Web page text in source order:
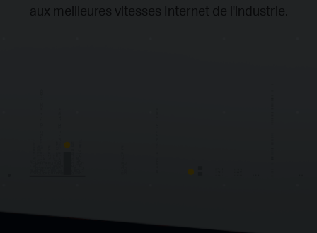
aux meilleures vitesses Internet de l'industrie.